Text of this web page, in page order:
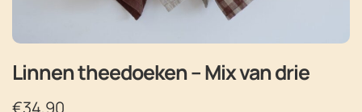
Linnen theedoeken – Mix van drie
€34,90